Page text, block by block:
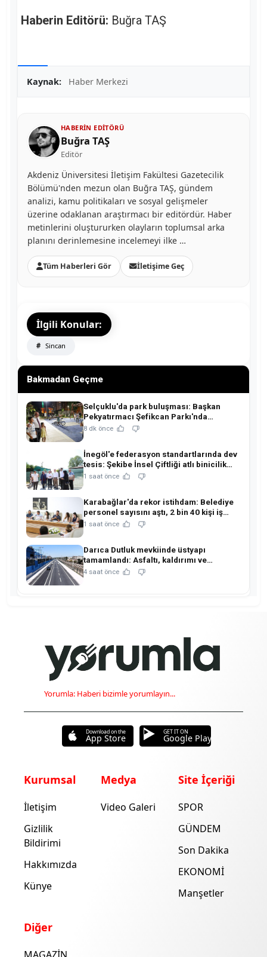
Haberin Editörü: Buğra TAŞ
Kaynak: Haber Merkezi
HABERIN EDITÖRÜ
Buğra TAŞ
Editör
Akdeniz Üniversitesi İletişim Fakültesi Gazetecilik
Bölümü'nden mezun olan Buğra TAŞ, gündem
analizi, kamu politikaları ve sosyal gelişmeler
üzerine odaklanan araştırmacı bir editördür. Haber
metinlerini oluştururken olayların toplumsal arka
planını derinlemesine incelemeyi ilke …
Tüm Haberleri Gör İletişime Geç
İlgili Konular:
Sincan
Bakmadan Geçme
Selçuklu'da park buluşması: Başkan
Pekyatırmacı Şefikcan Parkı'nda
hemşehrileriyle buluştu!
8 dk önce
İnegöl'e federasyon standartlarında dev
tesis: Şekibe İnsel Çiftliği atlı binicilik
merkezine dönüşüyor!
1 saat önce
Karabağlar'da rekor istihdam: Belediye
personel sayısını aştı, 2 bin 40 kişi iş
sahibi oldu!
1 saat önce
Darıca Dutluk mevkiinde üstyapı
tamamlandı: Asfaltı, kaldırımı ve
aydınlatmasıyla yenilendi!
4 saat önce
Yorumla: Haberi bizimle yorumlayın...
Download on the
App Store
GET IT ON
Google Play
Kurumsal
İletişim
Gizlilik
Bildirimi
Hakkımızda
Künye
Medya
Video Galeri
Site İçeriği
SPOR
GÜNDEM
Son Dakika
EKONOMİ
Manşetler
Diğer